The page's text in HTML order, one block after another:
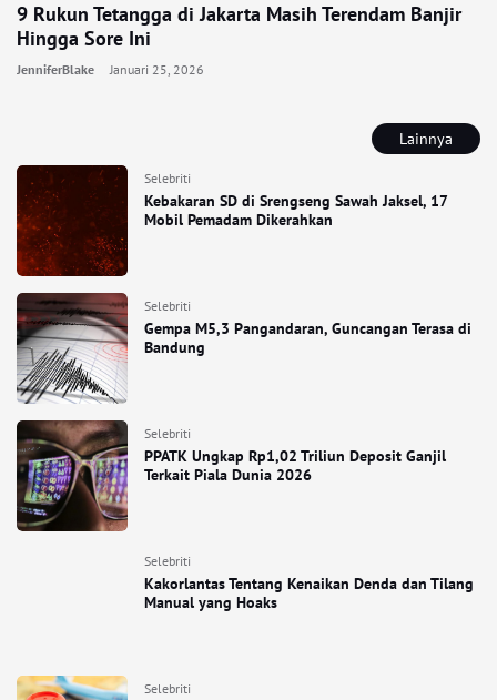
Lainnya
Selebriti
Kebakaran SD di Srengseng Sawah Jaksel, 17
Mobil Pemadam Dikerahkan
Selebriti
Gempa M5,3 Pangandaran, Guncangan Terasa di
Bandung
Selebriti
PPATK Ungkap Rp1,02 Triliun Deposit Ganjil
Terkait Piala Dunia 2026
Selebriti
Kakorlantas Tentang Kenaikan Denda dan Tilang
Manual yang Hoaks
Selebriti
9 Rukun Tetangga di Jakarta Masih Terendam Banjir
Hingga Sore Ini
JenniferBlake Januari 25, 2026